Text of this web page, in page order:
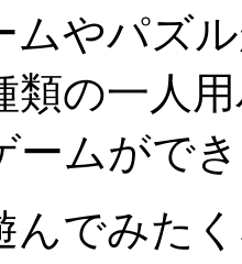
ムやパズ
類の一人
ームがで
でみた